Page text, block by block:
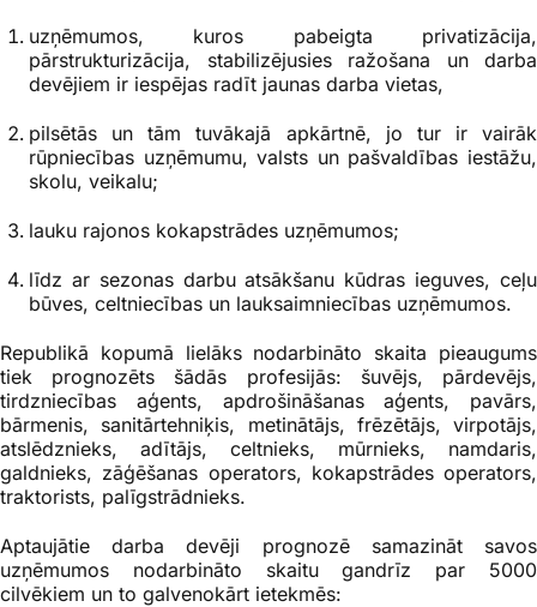
uzņēmumos, kuros pabeigta privatizācija,
pārstrukturizācija, stabilizējusies ražošana un darba
devējiem ir iespējas radīt jaunas darba vietas,
pilsētās un tām tuvākajā apkārtnē, jo tur ir vairāk
rūpniecības uzņēmumu, valsts un pašvaldības iestāžu,
skolu, veikalu;
lauku rajonos kokapstrādes uzņēmumos;
līdz ar sezonas darbu atsākšanu kūdras ieguves, ceļu
būves, celtniecības un lauksaimniecības uzņēmumos.
Republikā kopumā lielāks nodarbināto skaita pieaugums
tiek prognozēts šādās profesijās: šuvējs, pārdevējs,
tirdzniecības aģents, apdrošināšanas aģents, pavārs,
bārmenis, sanitārtehniķis, metinātājs, frēzētājs, virpotājs,
atslēdznieks, adītājs, celtnieks, mūrnieks, namdaris,
galdnieks, zāģēšanas operators, kokapstrādes operators,
traktorists, palīgstrādnieks.
Aptaujātie darba devēji prognozē samazināt savos
uzņēmumos nodarbināto skaitu gandrīz par 5000
cilvēkiem un to galvenokārt ietekmēs: